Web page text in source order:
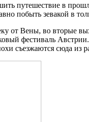
путешествие в
побыть зевакой в
от Вены, во вторые
фестиваль
съезжаются сюда из